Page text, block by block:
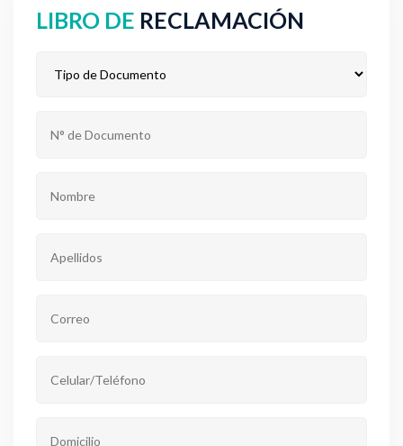
LIBRO DE RECLAMACIÓN